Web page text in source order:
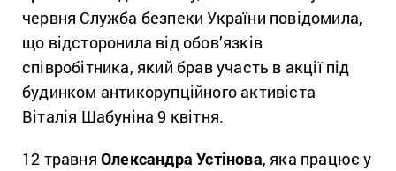
червня Служба безпеки України повідомила,
що відсторонила від обов’язків
співробітника, який брав участь в акції під
будинком антикорупційного активіста
Віталія Шабуніна 9 квітня.
12 травня Олександра Устінова, яка працює у